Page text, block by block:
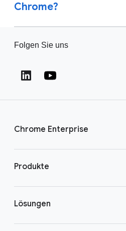
Chrome?
Folgen Sie uns
Chrome Enterprise
Chrome herunterladen
Produkte
Chrome Enterprise
Lösungen